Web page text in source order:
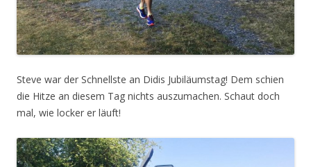
Steve war der Schnellste an Didis Jubiläumstag! Dem schien
die Hitze an diesem Tag nichts auszumachen. Schaut doch
mal, wie locker er läuft!